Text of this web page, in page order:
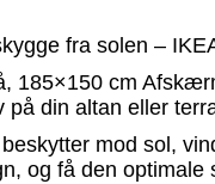
fra solen –
185×150 cm
din altan eller
mod sol,
og få den optimale